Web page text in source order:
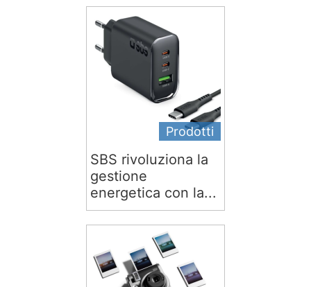
Prodotti
SBS rivoluziona la
gestione
energetica con la...